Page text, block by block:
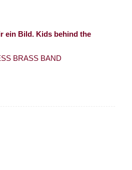
ein Bild. Kids behind the
BRASS BAND